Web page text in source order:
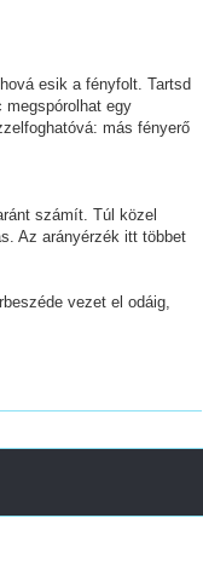
esik a fényfolt. Tartsd
megspórolhat egy
más fényerő
számít. Túl közel
Az arányérzék itt többet
vezet el odáig,